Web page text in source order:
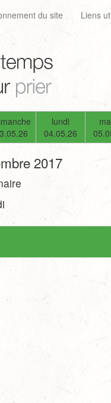
du site Liens
lundi
04.05.26
2017